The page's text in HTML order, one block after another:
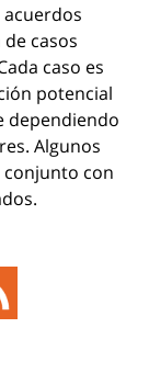
casos
caso es
potencial
dependiendo
Algunos
conjunto con